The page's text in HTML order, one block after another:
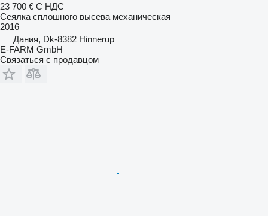
23 700 € С НДС
Сеялка сплошного высева механическая
2016
Дания, Dk-8382 Hinnerup
E-FARM GmbH
Связаться с продавцом